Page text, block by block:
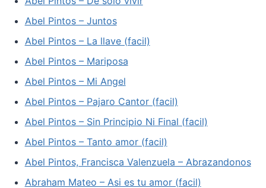
Abel Pintos – Juntos
Abel Pintos – La llave (facil)
Abel Pintos – Mariposa
Abel Pintos – Mi Angel
Abel Pintos – Pajaro Cantor (facil)
Abel Pintos – Sin Principio Ni Final (facil)
Abel Pintos – Tanto amor (facil)
Abel Pintos, Francisca Valenzuela – Abrazandonos
Abraham Mateo – Asi es tu amor (facil)